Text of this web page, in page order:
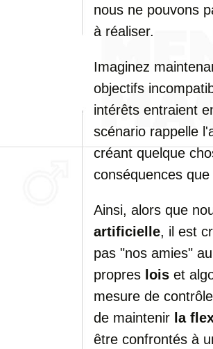
nous ne pouvons
à réaliser.
Imaginez
objectifs
intérêts entraient
scénario rappelle
créant quelque
conséquences
Ainsi, alors que
artificielle, il est
pas "nos amies"
propres lois et
mesure de
de maintenir la
être confrontés à